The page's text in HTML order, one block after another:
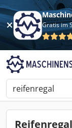
Gratis im